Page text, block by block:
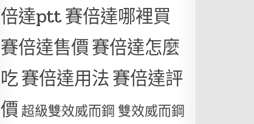
倍達ptt賽倍達哪裡買
賽倍達售價賽倍達怎麼
吃賽倍達用法賽倍達評
價超級雙效威而鋼 雙效威而鋼